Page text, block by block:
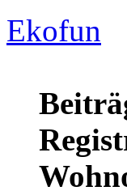
Ekofun